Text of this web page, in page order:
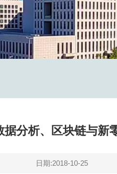
分析、区块链与新
日期:2018-10-25